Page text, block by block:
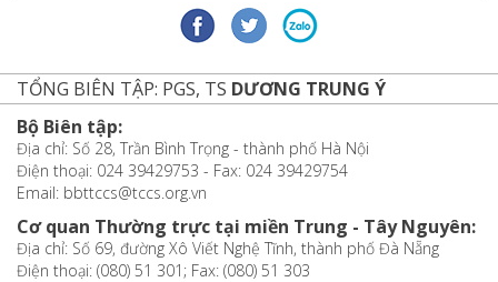
TỔNG BIÊN TẬP: PGS, TS DƯƠNG TRUNG Ý
Bộ Biên tập:
Địa chỉ: Số 28, Trần Bình Trọng - thành phố Hà Nội
Điện thoại: 024 39429753 - Fax: 024 39429754
Email: bbttccs@tccs.org.vn
Cơ quan Thường trực tại miền Trung - Tây Nguyên:
Địa chỉ: Số 69, đường Xô Viết Nghệ Tĩnh, thành phố Đà Nẵng
Điện thoại: (080) 51 301; Fax: (080) 51 303